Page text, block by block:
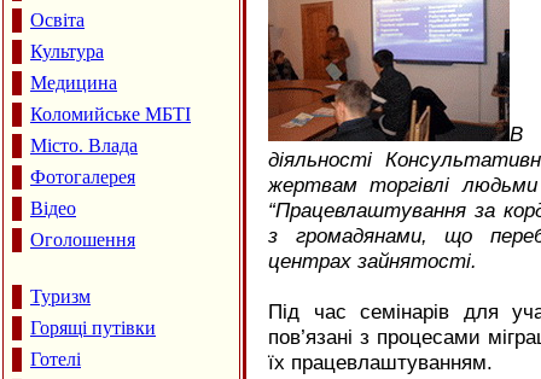
Освіта
Культура
Медицина
Коломийське МБТІ
Місто. Влада
Фотогалерея
Відео
Оголошення
Туризм
Горящі путівки
Готелі
В
діяльності
жертвам торгівлі
“Працевлаштування за
з громадянами, що
центрах зайнятості.
Під час семінарів для
пов’язані з процесами
їх працевлаштуванням.